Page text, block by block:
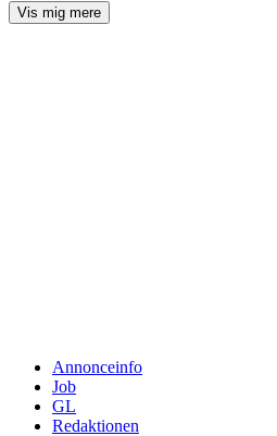
Vis mig mere
Annonceinfo
Job
GL
Redaktionen